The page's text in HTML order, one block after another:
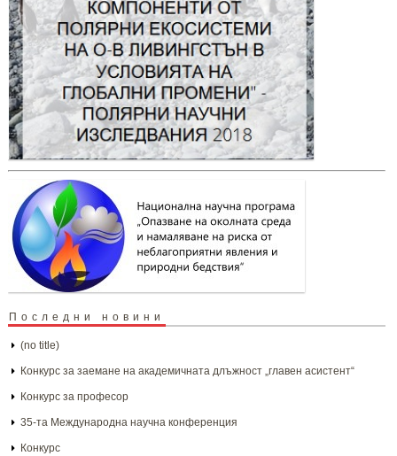
Последни новини
(no title)
Конкурс за заемане на академичната длъжност „главен асистент“
Конкурс за професор
35-та Международна научна конференция
Конкурс